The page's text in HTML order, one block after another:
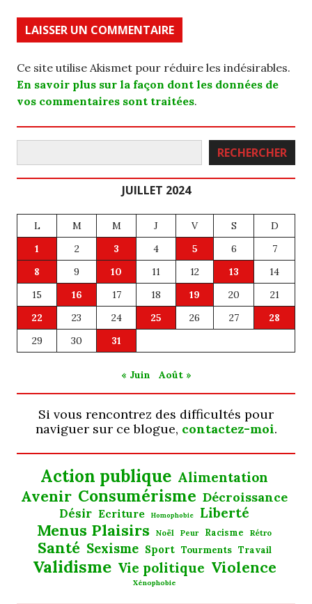
Ce site utilise Akismet pour réduire les indésirables.
En savoir plus sur la façon dont les données de
vos commentaires sont traitées.
Rechercher RECHERCHER
JUILLET 2024
L M M J V S
D
1
2 3 4 5 6
7
8
9 10 11 12 13
14
15
16 17 18 19 20
21
22
23 24 25 26 27
28
29
30 31
« Juin Août »
Si vous rencontrez des difficultés pour
naviguer sur ce blogue, contactez-moi.
Action publique Alimentation
Avenir Consumérisme Décroissance
Désir Ecriture Homophobie Liberté
Menus Plaisirs Noël Peur Racisme Rétro
Santé Sexisme Sport Tourments Travail
Validisme Vie politique Violence
Xénophobie